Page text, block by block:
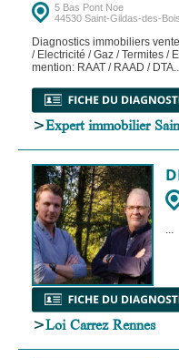
5 Bas Pont Noe
44530 Saint-Gildas-des-Bois
Diagnostics immobiliers
/ Electricité / Gaz / Termites /
mention: RAAT / RAAD /
>Expert immobilier
...
>Loi Carrez Rennes